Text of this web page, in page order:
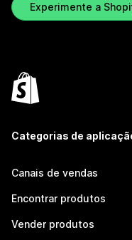
Experimente a
Categorias de
Canais de vendas
Encontrar produtos
Vender produtos